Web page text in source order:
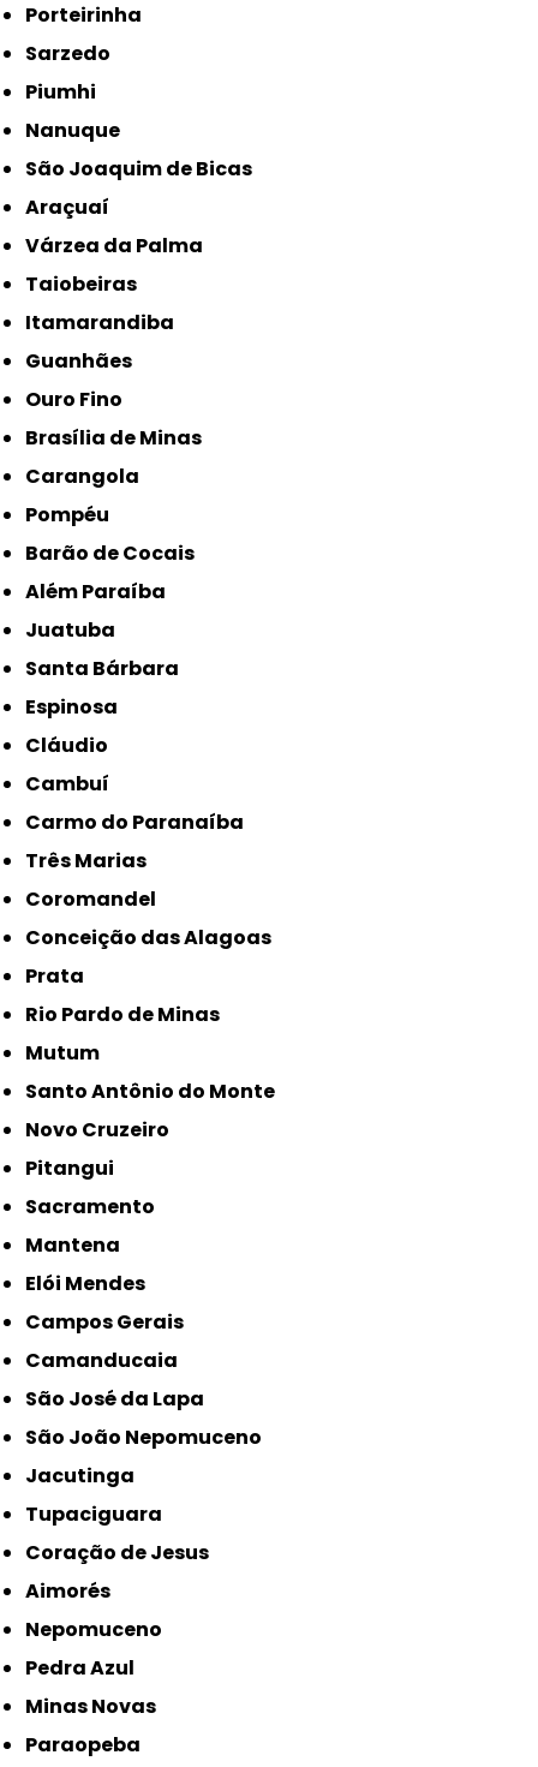
Porteirinha
Sarzedo
Piumhi
Nanuque
São Joaquim de Bicas
Araçuaí
Várzea da Palma
Taiobeiras
Itamarandiba
Guanhães
Ouro Fino
Brasília de Minas
Carangola
Pompéu
Barão de Cocais
Além Paraíba
Juatuba
Santa Bárbara
Espinosa
Cláudio
Cambuí
Carmo do Paranaíba
Três Marias
Coromandel
Conceição das Alagoas
Prata
Rio Pardo de Minas
Mutum
Santo Antônio do Monte
Novo Cruzeiro
Pitangui
Sacramento
Mantena
Elói Mendes
Campos Gerais
Camanducaia
São José da Lapa
São João Nepomuceno
Jacutinga
Tupaciguara
Coração de Jesus
Aimorés
Nepomuceno
Pedra Azul
Minas Novas
Paraopeba